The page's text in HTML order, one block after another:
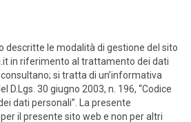
descritte le modalità di gestione del sito
in riferimento al trattamento dei dati
si tratta di un’informativa
D.Lgs. 30 giugno 2003, n. 196, “Codice
dati personali”. La presente
il presente sito web e non per altri